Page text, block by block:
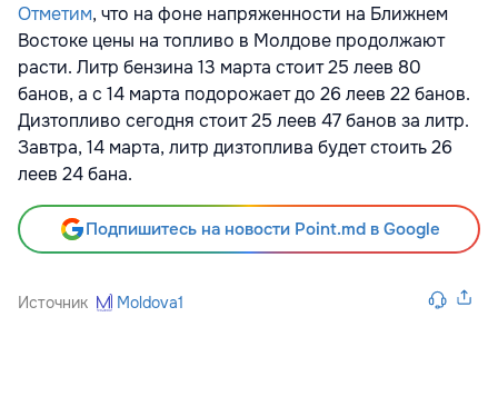
Отметим, что на фоне напряженности на Ближнем
Востоке цены на топливо в Молдове продолжают
расти. Литр бензина 13 марта стоит 25 леев 80
банов, а с 14 марта подорожает до 26 леев 22 банов.
Дизтопливо сегодня стоит 25 леев 47 банов за литр.
Завтра, 14 марта, литр дизтоплива будет стоить 26
леев 24 бана.
Подпишитесь на новости Point.md в Google
Источник Moldova1